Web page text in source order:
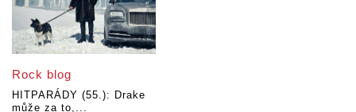
Rock blog
HITPARÁDY (55.): Drake
může za to,...